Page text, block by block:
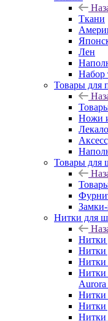
Ткани
Лен
Набор
Товары для
Ножи
Товары для
Нитки для
Нитки
Нитки
Нитки
Нитки
Нитки
Нитки
Нитки